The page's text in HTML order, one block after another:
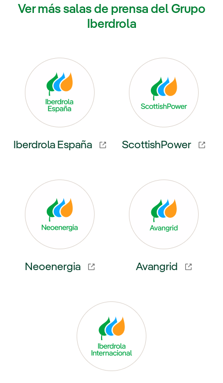
Ver más salas de prensa del Grupo
Iberdrola
Iberdrola España
se abre en ventana nueva.
ScottishPower
Enlace externo, se abre en
Neoenergia
se abre en ventana nueva.
Avangrid
Enlace externo, se abre en